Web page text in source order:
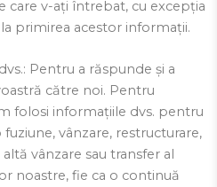
care v-ați întrebat, cu excepția
primirea acestor informații.
Pentru a răspunde și a
către noi. Pentru
folosi informațiile dvs. pentru
vânzare, restructurare,
vânzare sau transfer al
noastre, fie ca o continuă